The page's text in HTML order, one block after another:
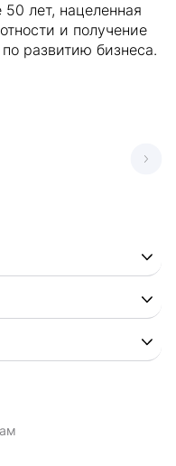
лет, нацеленная
и получение
развитию бизнеса.